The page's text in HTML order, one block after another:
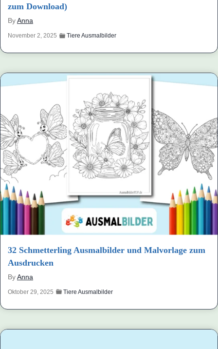
zum Download)
ByAnna
November 2, 2025 Tiere Ausmalbilder
32 Schmetterling Ausmalbilder und Malvorlage zum
Ausdrucken
ByAnna
Oktober 29, 2025 Tiere Ausmalbilder